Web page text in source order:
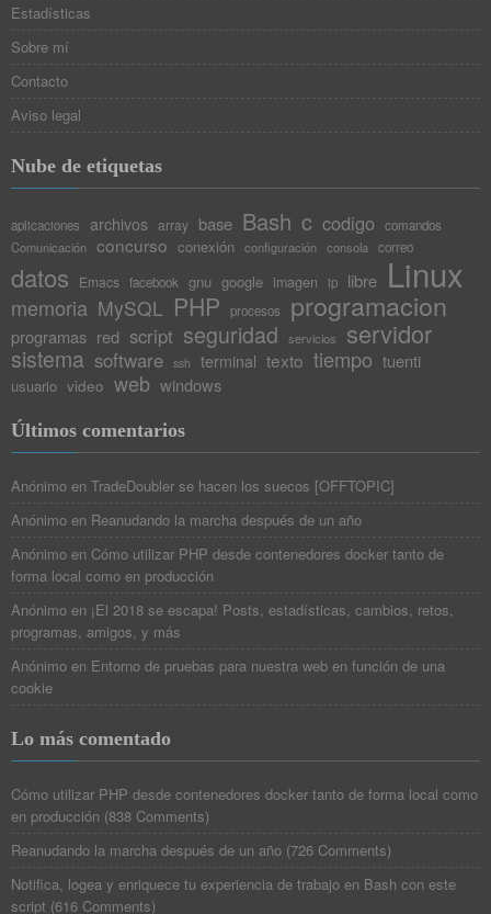
Estadísticas
Sobre mí
Contacto
Aviso legal
Nube de etiquetas
aplicaciones archivos array base Bash c codigo
comandos
Comunicación concurso conexión configuración consola correo
datos Emacs facebook gnu google imagen ip libre Linux
memoria MySQL PHP procesos programacion
programas red script seguridad servicios servidor
sistema software ssh terminal texto tiempo tuenti
usuario video web windows
Últimos comentarios
Anónimo en TradeDoubler se hacen los suecos [OFFTOPIC]
Anónimo en Reanudando la marcha después de un año
Anónimo en Cómo utilizar PHP desde contenedores docker tanto de
forma local como en producción
Anónimo en ¡El 2018 se escapa! Posts, estadísticas, cambios, retos,
programas, amigos, y más
Anónimo en Entorno de pruebas para nuestra web en función de una
cookie
Lo más comentado
Cómo utilizar PHP desde contenedores docker tanto de forma local como
en producción (838 Comments)
Reanudando la marcha después de un año (726 Comments)
Notifica, logea y enriquece tu experiencia de trabajo en Bash con este
script (616 Comments)